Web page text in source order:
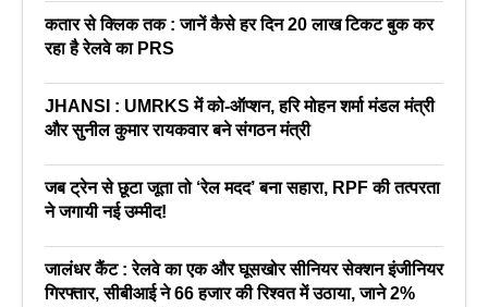
कतार से क्लिक तक : जानें कैसे हर दिन 20 लाख टिकट बुक कर
रहा है रेलवे का PRS
JHANSI : UMRKS में को-ऑप्शन, हरि मोहन शर्मा मंडल मंत्री
और सुनील कुमार रायकवार बने संगठन मंत्री
जब ट्रेन से छूटा जूता तो ‘रेल मदद’ बना सहारा, RPF की तत्परता
ने जगायी नई उम्मीद!
जालंधर कैंट : रेलवे का एक और घूसखोर सीनियर सेक्शन इंजीनियर
गिरफ्तार, सीबीआई ने 66 हजार की रिश्वत में उठाया, जाने 2%